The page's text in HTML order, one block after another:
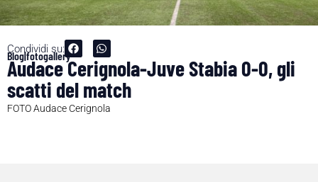
Condividi su:
Blog|fotogallery
Audace Cerignola-Juve Stabia 0-0, gli
scatti del match
FOTO Audace Cerignola